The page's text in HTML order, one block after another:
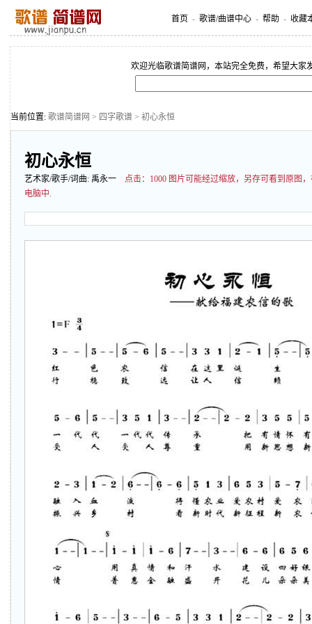
首页 - 歌谱/曲谱中心 - 帮助 - 收藏
欢迎光临歌谱简谱网，本站完全免费，希望大家
当前位置: 歌谱简谱网 > 四字歌谱 > 初心永恒
初心永恒
艺术家/歌手/词曲: 禹永一 点击： 1000 图片可能经过缩放，另存可看到原图
电脑中.